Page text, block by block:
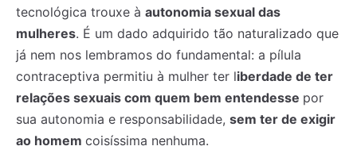
tecnológica trouxe à autonomia sexual das
mulheres. É um dado adquirido tão naturalizado que
já nem nos lembramos do fundamental: a pílula
contraceptiva permitiu à mulher ter liberdade de ter
relações sexuais com quem bem entendesse por
sua autonomia e responsabilidade, sem ter de exigir
ao homem coisíssima nenhuma.